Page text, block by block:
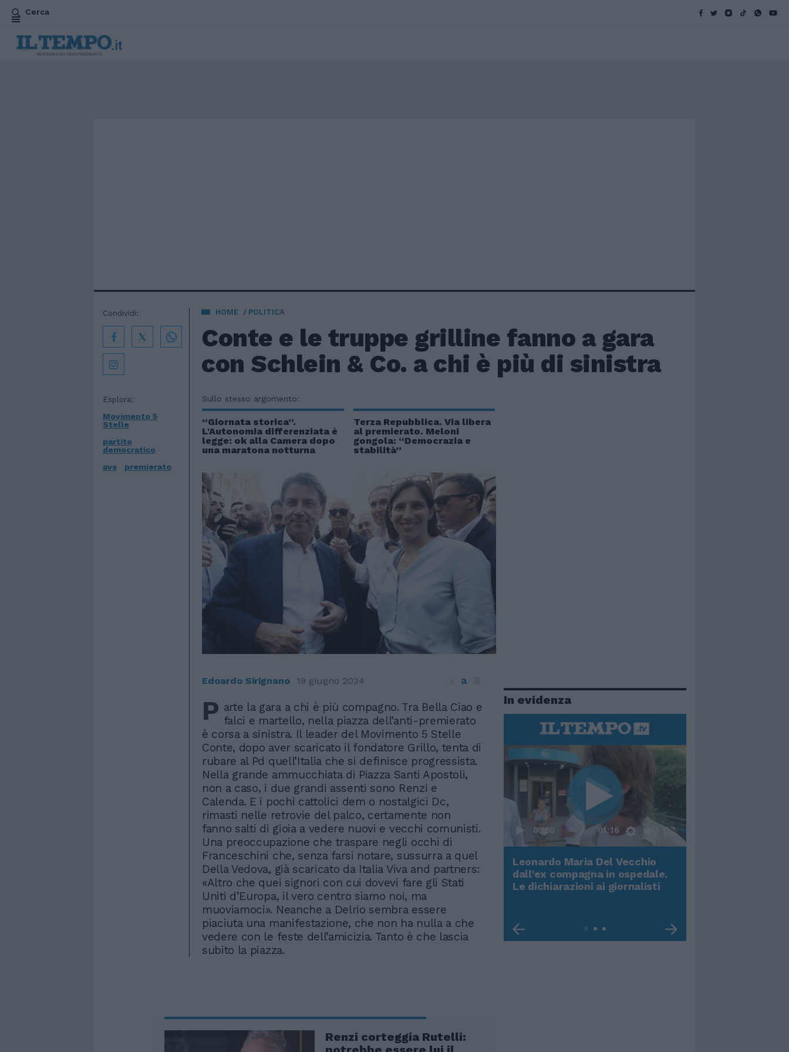
Cerca
HOME POLITICA
Conte e le truppe grilline fanno a gara
con Schlein & Co. a chi è più di sinistra
Esplora:
Movimento 5
Stelle
partito
democratico
avs
premierato
Condividi:
Sullo stesso argomento:
“Giornata storica”.
L'Autonomia differenziata è
legge: ok alla Camera dopo
una maratona notturna
Terza Repubblica. Via libera
al premierato. Meloni
gongola: “Democrazia e
stabilità”
Edoardo Sirignano 19 giugno 2024 a
P arte la gara a chi è più compagno. Tra Bella Ciao e
falci e martello, nella piazza dell’anti-premierato
è corsa a sinistra. Il leader del Movimento 5 Stelle
Conte, dopo aver scaricato il fondatore Grillo, tenta di
rubare al Pd quell’Italia che si definisce progressista.
Nella grande ammucchiata di Piazza Santi Apostoli,
non a caso, i due grandi assenti sono Renzi e
Calenda. E i pochi cattolici dem o nostalgici Dc,
rimasti nelle retrovie del palco, certamente non
fanno salti di gioia a vedere nuovi e vecchi comunisti.
Una preoccupazione che traspare negli occhi di
Franceschini che, senza farsi notare, sussurra a quel
Della Vedova, già scaricato da Italia Viva and partners:
«Altro che quei signori con cui dovevi fare gli Stati
Uniti d’Europa, il vero centro siamo noi, ma
muoviamoci». Neanche a Delrio sembra essere
piaciuta una manifestazione, che non ha nulla a che
vedere con le feste dell’amicizia. Tanto è che lascia
subito la piazza.
Renzi corteggia Rutelli:
In evidenza
Rudy Giuliani a Come States?
Trump, Meloni e la strategia
americana
00:00 01:16
Leonardo Maria Del Vecchio
dall'ex compagna in ospedale.
Le dichiarazioni ai giornalisti